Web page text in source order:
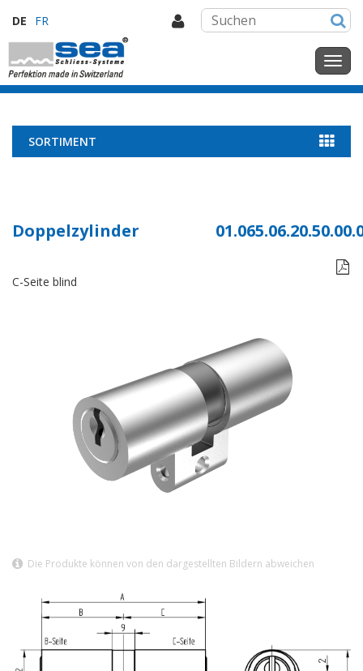
DE FR
SORTIMENT
Doppelzylinder

C-Seite blind
Die Produkte können von den dargestellten Bildern abweichen